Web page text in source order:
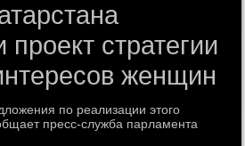
стратегии
женщин
по реализации этοго
пресс-служба парламента